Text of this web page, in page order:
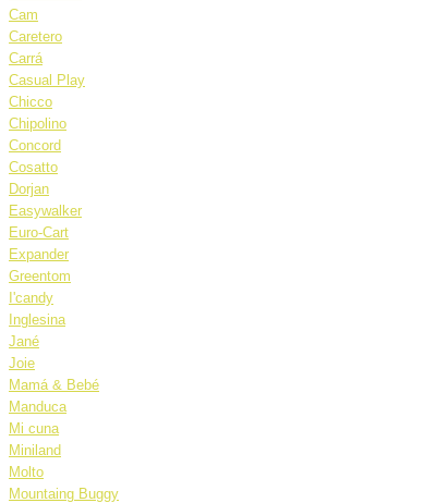
Cam
Caretero
Carrá
Casual Play
Chicco
Chipolino
Concord
Cosatto
Dorjan
Easywalker
Euro-Cart
Expander
Greentom
I'candy
Inglesina
Jané
Joie
Mamá & Bebé
Manduca
Mi cuna
Miniland
Molto
Mountaing Buggy